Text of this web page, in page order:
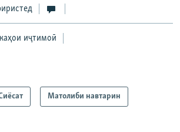
иҷтимоӣ
Матолиби навтарин